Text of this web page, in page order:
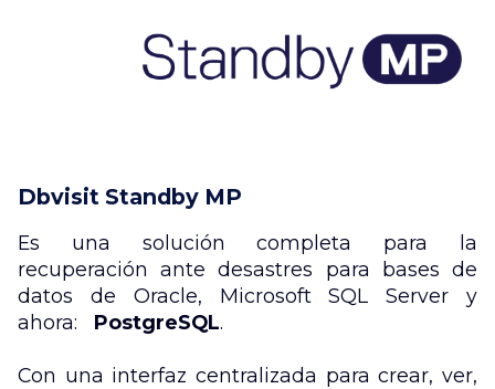
Dbvisit Standby MP
Es una solución completa para la
recuperación ante desastres para bases de
datos de Oracle, Microsoft SQL Server y
ahora: PostgreSQL.
Con una interfaz centralizada para crear, ver,